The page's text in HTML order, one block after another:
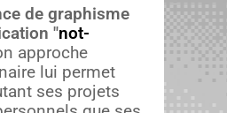
de graphisme
"not­
approche
lui per­met
ses pro­jets